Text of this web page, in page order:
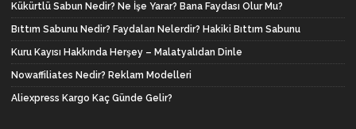
Kükürtlü Sabun Nedir? Ne İşe Yarar? Bana Faydası Olur Mu?
Bıttım Sabunu Nedir? Faydaları Nelerdir? Hakiki Bıttım Sabunu
Kuru Kayısı Hakkında Herşey – Malatyalıdan Dinle
Nowaffiliates Nedir? Reklam Modelleri
Aliexpress Kargo Kaç Günde Gelir?